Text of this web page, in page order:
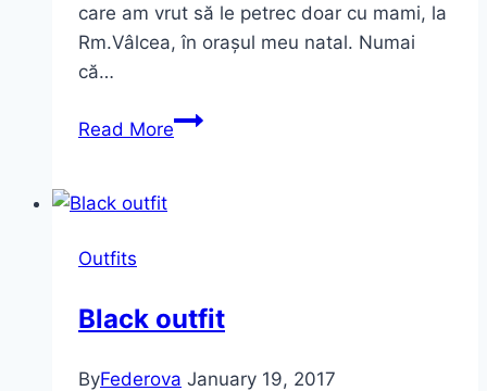
care am vrut să le petrec doar cu mami, la
Rm.Vâlcea, în orașul meu natal. Numai
că…
Read MorePlimbări
Outfits
Black outfit
ByFederova January 19, 2017